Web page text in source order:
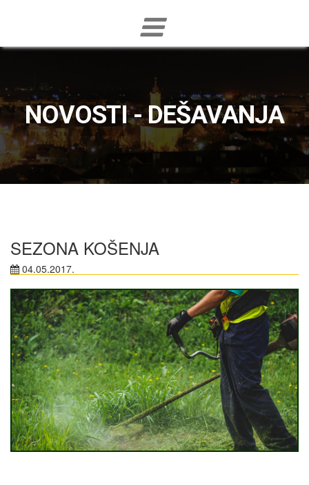
NOVOSTI - DEŠAVANJA
SEZONA KOŠENJA
04.05.2017.